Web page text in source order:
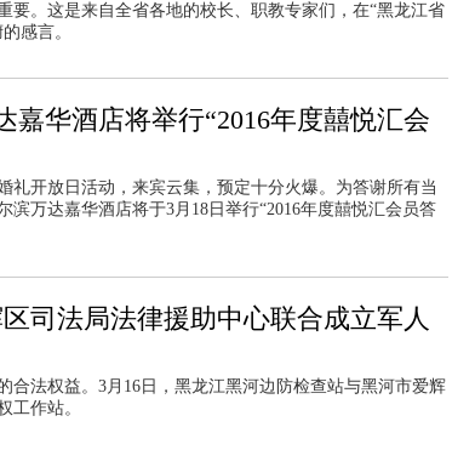
要。这是来自全省各地的校长、职教专家们，在“黑龙江省
感言。
华酒店将举行“2016年度囍悦汇会
礼开放日活动，来宾云集，预定十分火爆。为答谢所有当
万达嘉华酒店将于3月18日举行“2016年度囍悦汇会员答
司法局法律援助中心联合成立军人
合法权益。3月16日，黑龙江黑河边防检查站与黑河市爱辉
工作站。